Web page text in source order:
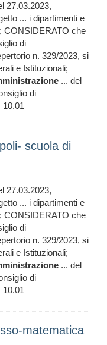
27.03.2023,
... i dipartimenti e
CONSIDERATO che
di
n. 329/2023, si
e Istituzionali;
... del
di
10.01
scuola di
27.03.2023,
... i dipartimenti e
CONSIDERATO che
di
n. 329/2023, si
e Istituzionali;
... del
di
10.01
matematica